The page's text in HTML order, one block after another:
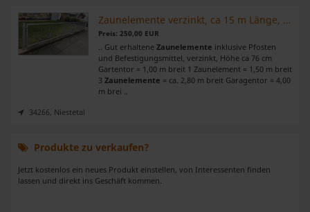
Zaunelemente verzinkt, ca 15 m Länge, Selbstabholung
Preis: 250,00 EUR
.. Gut erhaltene Zaunelemente inklusive Pfosten
und Befestigungsmittel, verzinkt, Höhe ca 76 cm
Gartentor = 1,00 m breit 1 Zaunelement = 1,50 m breit
3 Zaunelemente = ca. 2,80 m breit Garagentor = 4,00
m brei ..
34266, Niestetal
Produkte zu verkaufen?
Jetzt kostenlos ein neues Produkt einstellen, von Interessenten finden
lassen und direkt ins Geschäft kommen.